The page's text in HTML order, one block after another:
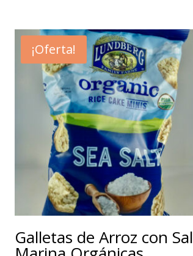
¡Oferta!
Galletas de Arroz con Sal